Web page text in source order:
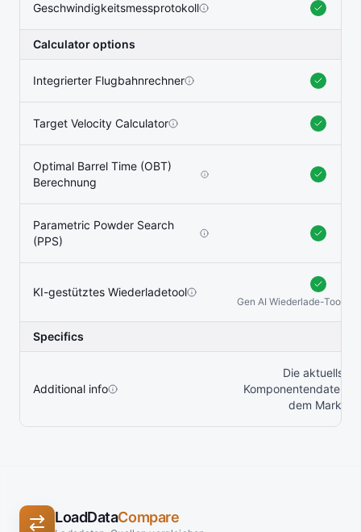
Geschwindigkeitsmessprotokoll
Calculator options
Integrierter Flugbahnrechner
Target Velocity Calculator
Optimal Barrel Time (OBT)
Berechnung
Parametric Powder Search
(PPS)
KI-gestütztes Wiederladetool
Gen AI Wiederlade-Tool
Specifics
Additional info
Die aktuellste
dem Markt.
LoadDataCompare